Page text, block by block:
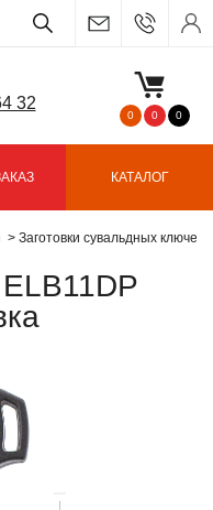
32
0 0 0
КАТАЛОГ
Заготовки сувальдных ключей